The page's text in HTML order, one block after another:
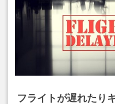
フライトが遅れたり